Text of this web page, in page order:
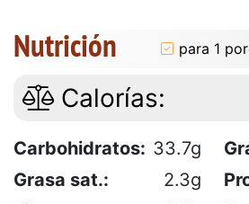
Nutrición para 1
Calorías:
Carbohidratos: 33.7g
Grasa sat.:
2.3g